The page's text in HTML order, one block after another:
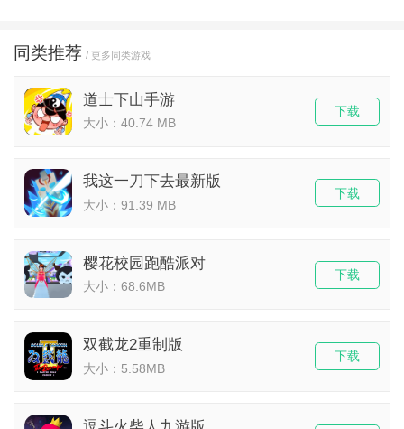
同类推荐 / 更多同类游戏
道士下山手游
大小：40.74 MB
下载
我这一刀下去最新版
大小：91.39 MB
下载
樱花校园跑酷派对
大小：68.6MB
下载
双截龙2重制版
大小：5.58MB
下载